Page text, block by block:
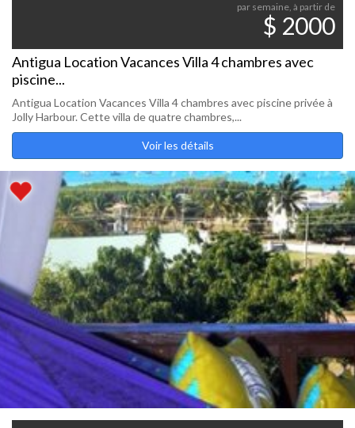
par semaine, à partir de
$ 2000
Antigua Location Vacances Villa 4 chambres avec
piscine...
Antigua Location Vacances Villa 4 chambres avec piscine privée à
Jolly Harbour. Cette villa de quatre chambres,...
Voir les détails